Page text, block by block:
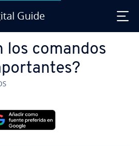
Guide
los comandos
TwitterLinkedIn